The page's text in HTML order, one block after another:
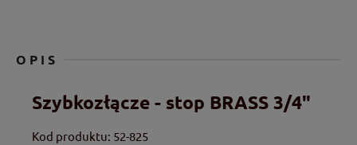
OPIS
Szybkozłącze - stop BRASS 3/4"
Kod produktu: 52-825